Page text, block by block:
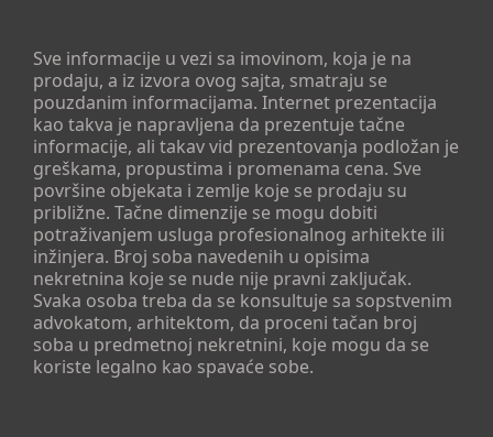
Sve informacije u vezi sa imovinom, koja je na
prodaju, a iz izvora ovog sajta, smatraju se
pouzdanim informacijama. Internet prezentacija
kao takva je napravljena da prezentuje tačne
informacije, ali takav vid prezentovanja podložan je
greškama, propustima i promenama cena. Sve
površine objekata i zemlje koje se prodaju su
približne. Tačne dimenzije se mogu dobiti
potraživanjem usluga profesionalnog arhitekte ili
inžinjera. Broj soba navedenih u opisima
nekretnina koje se nude nije pravni zaključak.
Svaka osoba treba da se konsultuje sa sopstvenim
advokatom, arhitektom, da proceni tačan broj
soba u predmetnoj nekretnini, koje mogu da se
koriste legalno kao spavaće sobe.